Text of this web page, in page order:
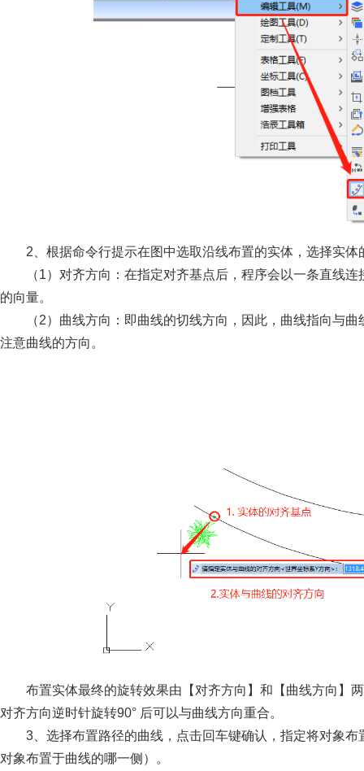
2、根据命令行提示在图中选取沿线布置的实体，选择实
（1）对齐方向：在指定对齐基点后，程序会以一条直线
的向量。
（2）曲线方向：即曲线的切线方向，因此，曲线指向与
注意曲线的方向。
布置实体最终的旋转效果由【对齐方向】和【曲线方向】
对齐方向逆时针旋转90° 后可以与曲线方向重合。
3、选择布置路径的曲线，点击回车键确认，指定将对象
对象布置于曲线的哪一侧）。